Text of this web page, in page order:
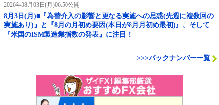
2026年08月03日(月)06:50公開
8月3日(月)■『為替介入の影響と更なる実施への思惑(先週に複数回の
実施あり)』と『8月の月初め要因(本日が8月月初め最初)』、そして
『米国のISM製造業指数の発表』に注目！
>>>バックナンバー一覧